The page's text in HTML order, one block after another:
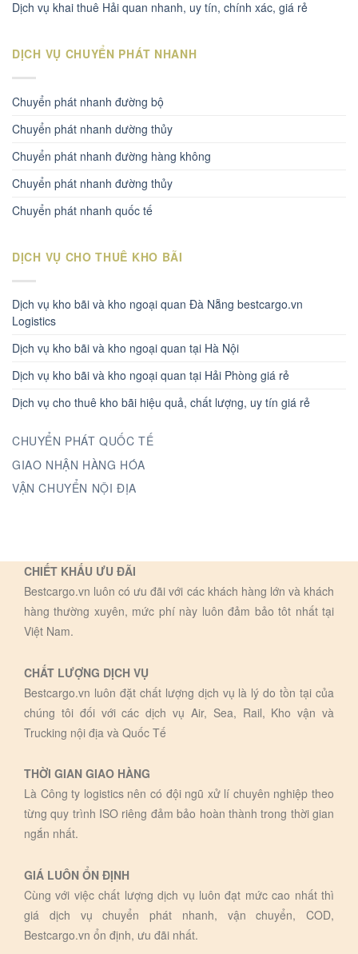
Dịch vụ khai thuê Hải quan nhanh, uy tín, chính xác, giá rẻ
DỊCH VỤ CHUYỂN PHÁT NHANH
Chuyển phát nhanh đường bộ
Chuyển phát nhanh dường thủy
Chuyển phát nhanh đường hàng không
Chuyển phát nhanh đường thủy
Chuyển phát nhanh quốc tế
DỊCH VỤ CHO THUÊ KHO BÃI
Dịch vụ kho bãi và kho ngoại quan Đà Nẵng bestcargo.vn
Logistics
Dịch vụ kho bãi và kho ngoại quan tại Hà Nội
Dịch vụ kho bãi và kho ngoại quan tại Hải Phòng giá rẻ
Dịch vụ cho thuê kho bãi hiệu quả, chất lượng, uy tín giá rẻ
CHUYỂN PHÁT QUỐC TẾ
GIAO NHẬN HÀNG HÓA
VẬN CHUYỂN NỘI ĐỊA
CHIẾT KHẤU ƯU ĐÃI
Bestcargo.vn luôn có ưu đãi với các khách hàng lớn và khách
hàng thường xuyên, mức phí này luôn đảm bảo tôt nhất tại
Việt Nam.
CHẤT LƯỢNG DỊCH VỤ
Bestcargo.vn luôn đặt chất lượng dịch vụ là lý do tồn tại của
chúng tôi đối với các dịch vụ Air, Sea, Rail, Kho vận và
Trucking nội địa và Quốc Tế
THỜI GIAN GIAO HÀNG
Là Công ty logistics nên có đội ngũ xử lí chuyên nghiệp theo
từng quy trình ISO riêng đảm bảo hoàn thành trong thời gian
ngắn nhất.
GIÁ LUÔN ỔN ĐỊNH
Cùng với việc chất lượng dịch vụ luôn đạt mức cao nhất thì
giá dịch vụ chuyển phát nhanh, vận chuyển, COD,
Bestcargo.vn ổn định, ưu đãi nhất.